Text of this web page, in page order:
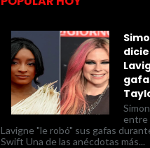
entre
Lavigne "le robó" sus gafas
Swift Una de las anécdotas más...